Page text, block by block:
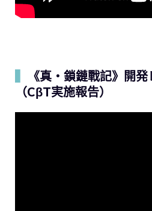
《真・鎖鏈戰記》開
（CβT実施報告）